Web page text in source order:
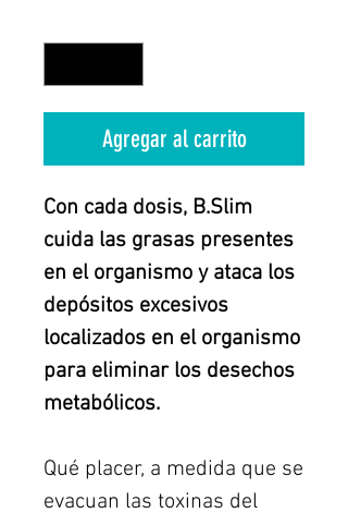
Agregar al carrito
Con cada dosis, B.Slim
cuida las grasas presentes
en el organismo y ataca los
depósitos excesivos
localizados en el organismo
para eliminar los desechos
metabólicos.
Qué placer, a medida que se
evacuan las toxinas del